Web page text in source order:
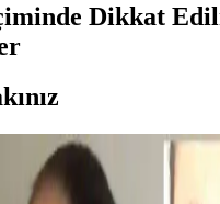
Dikkat
Rimel Alternatifleri
Seçenekler